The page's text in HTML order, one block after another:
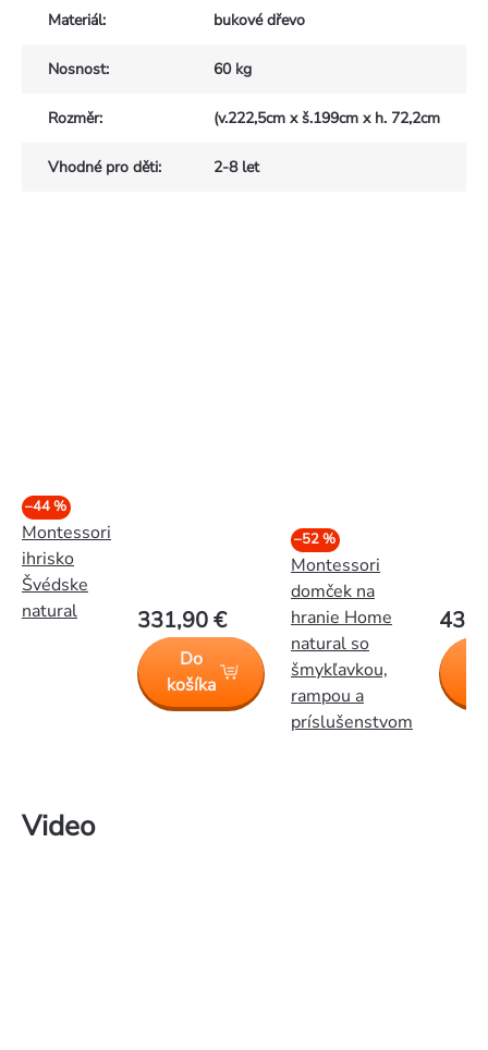
Materiál: bukové dřevo
Nosnost: 60 kg
Rozměr: (v.222,5cm x š.199cm x h. 72,2cm
Vhodné pro děti: 2-8 let
–44 %
Montessori
ihrisko
Švédske
natural
331,90 €
Do
košíka
–52 %
Montessori
domček na
hranie Home
natural so
šmykľavkou,
rampou a
príslušenstvom
Video